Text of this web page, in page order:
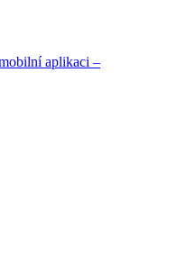
aplikaci –